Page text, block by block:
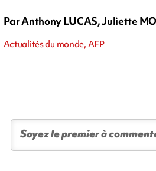
Par Anthony LUCAS, Juliette
Actualités du monde, AFP